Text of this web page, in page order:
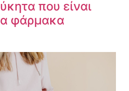
που είναι
φάρμακα